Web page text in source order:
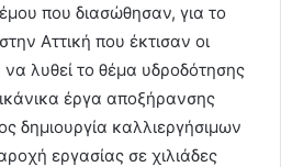
που διασώθησαν, για το
Αττική που έκτισαν οι
να λυθεί το θέμα υδροδότησης
έργα αποξήρανσης
δημιουργία καλλιεργήσιμων
εργασίας σε χιλιάδες